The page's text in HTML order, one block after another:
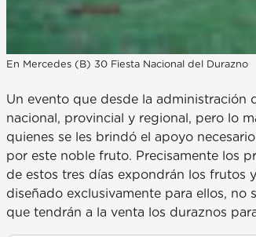
En Mercedes (B) 30 Fiesta Nacional del Durazno
Un evento que desde la administración
nacional, provincial y regional, pero lo
quienes se les brindó el apoyo
por este noble fruto. Precisamente los
de estos tres días expondrán los frutos
diseñado exclusivamente para ellos, no
que tendrán a la venta los duraznos